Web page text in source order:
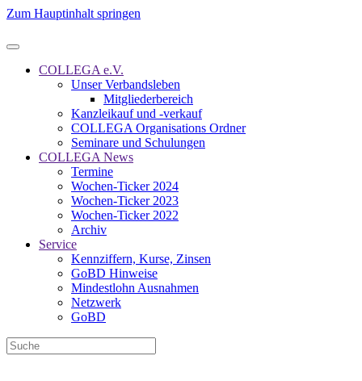
Zum Hauptinhalt springen
COLLEGA e.V.
Unser Verbandsleben
Mitgliederbereich
Kanzleikauf und -verkauf
COLLEGA Organisations Ordner
Seminare und Schulungen
COLLEGA News
Termine
Wochen-Ticker 2024
Wochen-Ticker 2023
Wochen-Ticker 2022
Archiv
Service
Kennziffern, Kurse, Zinsen
GoBD Hinweise
Mindestlohn Ausnahmen
Netzwerk
GoBD